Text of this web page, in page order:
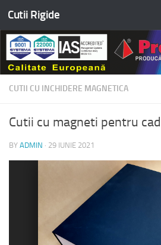
Skip to content
Cutii Rigide
CUTII CU INCHIDERE MAGNETICA
Cutii cu magneti pentru
BY ADMIN · 29 IUNIE 2021